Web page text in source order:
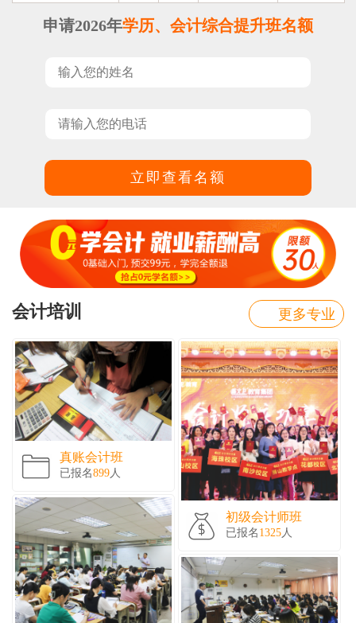
申请2026年学历、会计综合提升班名额
立即查看名额
会计培训 更多专业
真账会计班
已报名899人
初级会计师班
已报名 1325人